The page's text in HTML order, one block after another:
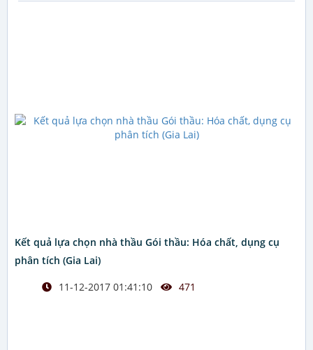
Kết quả lựa chọn nhà thầu Gói thầu: Hóa chất, dụng cụ
phân tích (Gia Lai)
11-12-2017 01:41:10
471